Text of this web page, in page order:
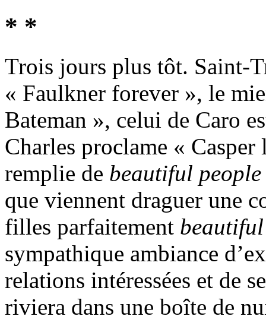
* *
Trois jours plus tôt. Saint-
« Faulkner forever », le
Bateman », celui de Caro
Charles proclame «
remplie de beautiful people
que viennent draguer une
filles parfaitement beautiful
sympathique ambiance
relations intéressées et de
riviera dans une boîte de